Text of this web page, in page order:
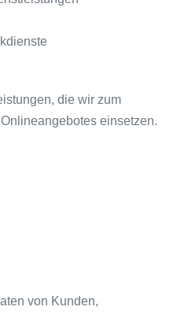
die wir zum
einsetzen.
von Kunden,